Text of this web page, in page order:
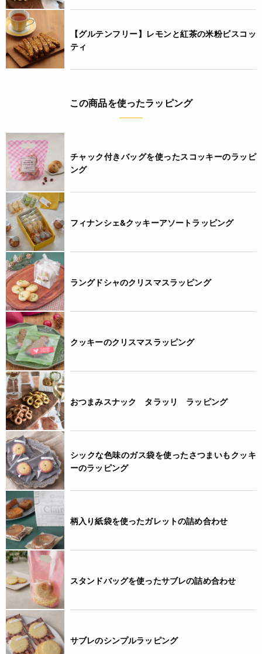
【グルテンフリー】レモンと紅茶の米粉ビスコッ
ティ
この商品を使ったラッピング
チャック付きバッグを使ったスコッキーのラッピ
ング
フィナンシェ&クッキーアソートラッピング
ラングドシャのクリスマスラッピング
クッキーのクリスマスラッピング
おつまみスナック タラッリ ラッピング
シックな色味のガス袋を使ったさつまいもクッキ
ーのラッピング
柄入り紙袋を使ったガレットの詰め合わせ
スタンドバッグを使ったサブレの詰め合わせ
サブレのシンプルラッピング